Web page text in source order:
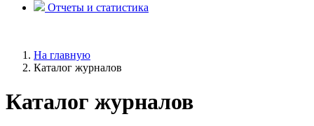
Отчеты и статистика
На главную
Каталог журналов
Каталог журналов